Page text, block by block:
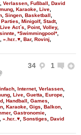
, Verlassen Fußball
David
Karaoke Live
Singen Basketball
Parties Minigolf, Stadt,
Live Act´s Point, Volley,
*Swimmingpool*
».hεr..♥ Bar, Rovinj
34 1
Internet, Verlassen
Live Guetta Europe
Handball Games
Karaoke Gigs Balkon
, Gastronomie
».hεr..♥ Sonstiges
David